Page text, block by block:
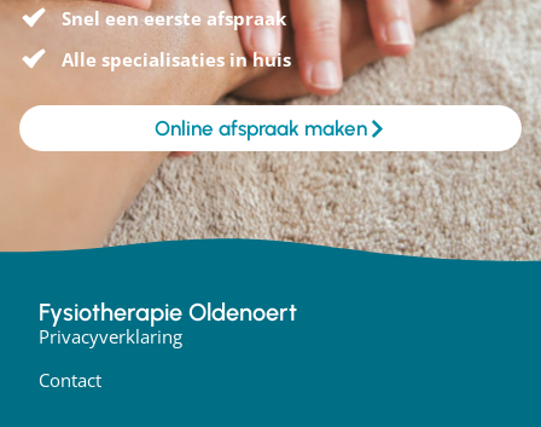
Snel een eerste afspraak
Alle specialisaties in huis
Online afspraak maken
Fysiotherapie Oldenoert
Privacyverklaring
Contact